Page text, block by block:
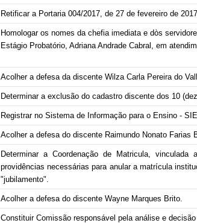
Retificar a Portaria 004/2017, de 27 de fevereiro de
Homologar os nomes da chefia imediata e dòs
Estágio Probatório, Adriana Andrade Cabral, em
Acolher a defesa da discente Wilza Carla Pereira do
Determinar a exclusão do cadastro discente dos 10
Registrar no Sistema de Informação para o Ensino -
Acolher a defesa do discente Raimundo Nonato Farias
Determinar a Coordenação de Matricula, vinculada
providências necessáriaspara anular a matrícula
"jubilamento".
Acolher a defesa do discente Wayne Marques Brito.
Constituir Comissão responsável pela análise e